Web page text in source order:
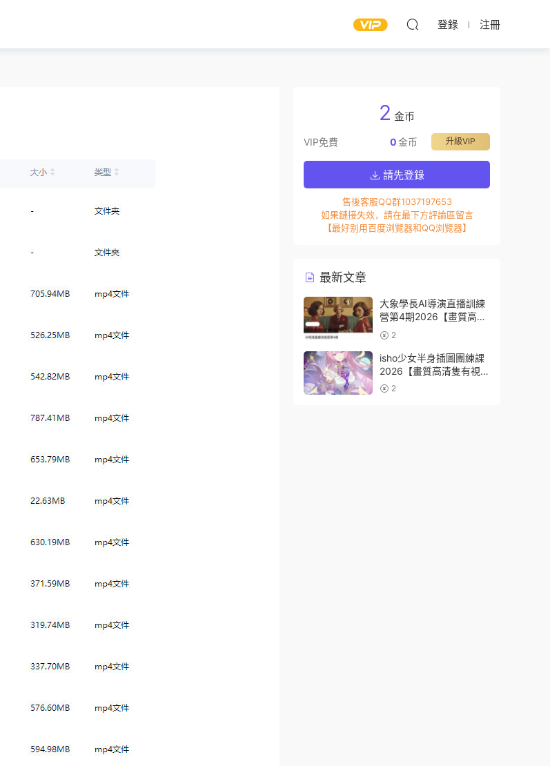
登錄 注冊
2 金币
VIP免費 升級VIP
0金币
請先登錄
售後客服QQ群1037197653
如果鏈接失效，請在最下方評論區留言
【最好别用百度浏覽器和QQ浏覽器】
最新文章
大象學長AI導演直播訓練
營第4期2026【畫質高清
有資料】
2
isho少女半身插圖團練課
2026【畫質高清隻有視
頻】
2